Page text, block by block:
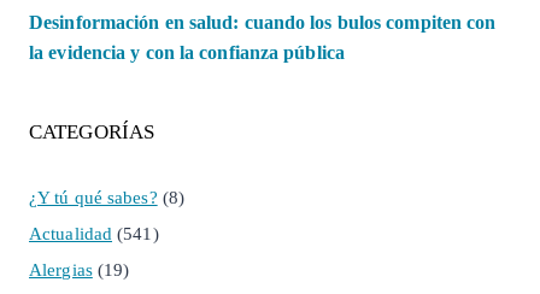
Desinformación en salud: cuando los bulos compiten con
la evidencia y con la confianza pública
CATEGORÍAS
¿Y tú qué sabes? (8)
Actualidad (541)
Alergias(19)